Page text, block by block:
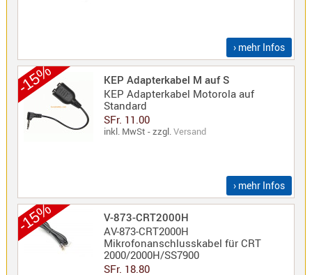
› mehr Infos
-15%
KEP Adapterkabel M auf S
KEP Adapterkabel Motorola auf
Standard
SFr. 11.00
inkl. MwSt - zzgl. Versand
› mehr Infos
-15%
V-873-CRT2000H
AV-873-CRT2000H
Mikrofonanschlusskabel für CRT
2000/2000H/SS7900
SFr. 18.80